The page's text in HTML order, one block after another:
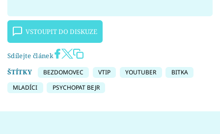
VSTOUPIT DO DISKUZE
Sdílejte článek
ŠTÍTKY
BEZDOMOVEC VTIP YOUTUBER
BITKA
MLADÍCI
PSYCHOPAT BEJR